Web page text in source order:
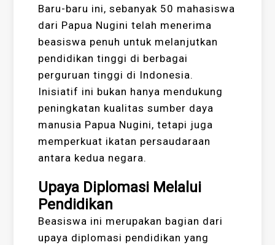
Baru-baru ini, sebanyak 50 mahasiswa
dari Papua Nugini telah menerima
beasiswa penuh untuk melanjutkan
pendidikan tinggi di berbagai
perguruan tinggi di Indonesia.
Inisiatif ini bukan hanya mendukung
peningkatan kualitas sumber daya
manusia Papua Nugini, tetapi juga
memperkuat ikatan persaudaraan
antara kedua negara.
Upaya Diplomasi Melalui
Pendidikan
Beasiswa ini merupakan bagian dari
upaya diplomasi pendidikan yang